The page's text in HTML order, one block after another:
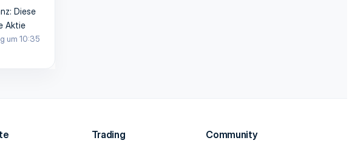
Diese
Aktie
um 10:35
Trading Community